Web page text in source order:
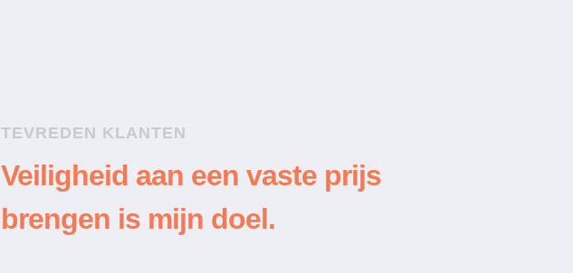
TEVREDEN KLANTEN
Veiligheid aan een vaste prijs
brengen is mijn doel.